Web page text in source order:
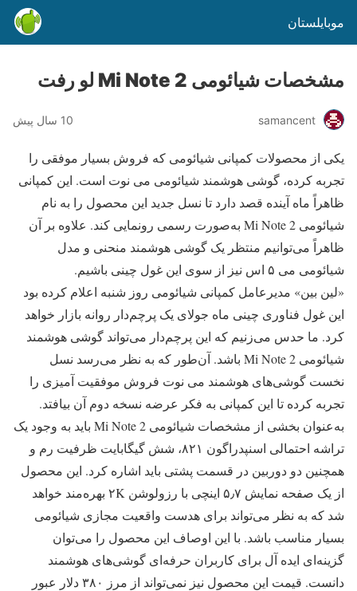
موبایلستان
مشخصات شیائومی Mi Note 2 لو رفت
samancent 10 سال پیش
یکی از محصولات کمپانی شیائومی که فروش بسیار موفقی را
تجربه کرده، گوشی هوشمند شیائومی می نوت است. این کمپانی
ظاهراً ماه آینده قصد دارد تا نسل جدید این محصول را به نام
شیائومی Mi Note 2 به‌صورت رسمی رونمایی کند. علاوه بر آن
ظاهراً می‌توانیم منتظر یک گوشی هوشمند منحنی و مدل
شیائومی می ۵ اس نیز از سوی این غول چینی باشیم.
«لین بین» مدیرعامل کمپانی شیائومی روز شنبه اعلام کرده بود
این غول فناوری چینی ماه جولای یک پرچم‌دار روانه بازار خواهد
کرد. ما حدس می‌زنیم که این پرچم‌دار می‌تواند گوشی هوشمند
شیائومی Mi Note 2 باشد. آن‌طور که به نظر می‌رسد نسل
نخست گوشی‌های هوشمند می نوت فروش موفقیت آمیزی را
تجربه کرده تا این کمپانی به فکر عرضه نسخه دوم آن بیافتد.
به‌عنوان بخشی از مشخصات شیائومی Mi Note 2 باید به وجود یک
تراشه احتمالی اسنپدراگون ۸۲۱، شش گیگابایت ظرفیت رم و
همچنین دو دوربین در قسمت پشتی باید اشاره کرد. این محصول
از یک صفحه نمایش ۵٫۷ اینچی با رزولوشن ۲K بهره‌مند خواهد
شد که به نظر می‌تواند برای هدست واقعیت مجازی شیائومی
بسیار مناسب باشد. با این اوصاف این محصول را می‌توان
گزینه‌ای ایده آل برای کاربران حرفه‌ای گوشی‌های هوشمند
دانست. قیمت این محصول نیز نمی‌تواند از مرز ۳۸۰ دلار عبور